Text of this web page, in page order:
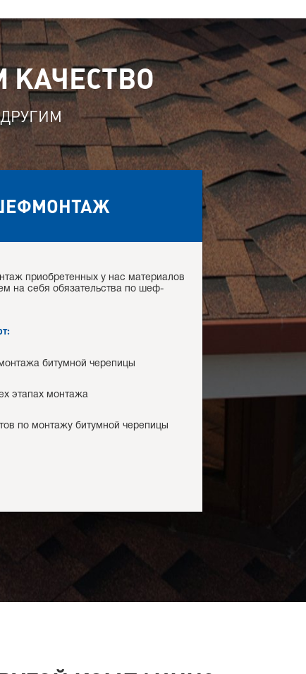
КАЧЕСТВО
приобретенных у нас материалов
на себя обязательства по шеф-
битумной черепицы
этапах монтажа
по монтажу битумной черепицы